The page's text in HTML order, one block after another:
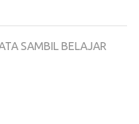
SAMBIL BELAJAR